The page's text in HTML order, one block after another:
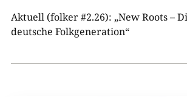
Aktuell (folker #2.26): „New Roots –
deutsche Folkgeneration“